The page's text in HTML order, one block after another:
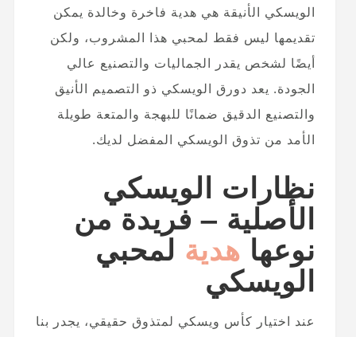
الويسكي الأنيقة هي هدية فاخرة وخالدة يمكن
تقديمها ليس فقط لمحبي هذا المشروب، ولكن
أيضًا لشخص يقدر الجماليات والتصنيع عالي
الجودة. يعد دورق الويسكي ذو التصميم الأنيق
والتصنيع الدقيق ضمانًا للبهجة والمتعة طويلة
الأمد من تذوق الويسكي المفضل لديك.
نظارات الويسكي
الأصلية – فريدة من
نوعها هدية لمحبي
الويسكي
عند اختيار كأس ويسكي لمتذوق حقيقي، يجدر بنا